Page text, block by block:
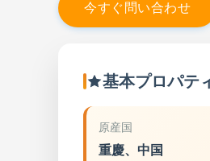
今す ぐ 問い合わせ
基本プロパテ
原産国
重慶、中国